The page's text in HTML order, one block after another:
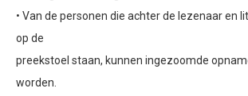
• Van de personen die achter de lezenaar en
op de
preekstoel staan, kunnen ingezoomde
worden.